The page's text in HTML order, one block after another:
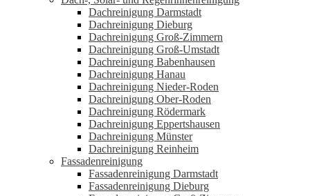
Dachreinigung Darmstadt
Dachreinigung Dieburg
Dachreinigung Groß-Zimmern
Dachreinigung Groß-Umstadt
Dachreinigung Babenhausen
Dachreinigung Hanau
Dachreinigung Nieder-Roden
Dachreinigung Ober-Roden
Dachreinigung Rödermark
Dachreinigung Eppertshausen
Dachreinigung Münster
Dachreinigung Reinheim
Fassadenreinigung
Fassadenreinigung Darmstadt
Fassadenreinigung Dieburg